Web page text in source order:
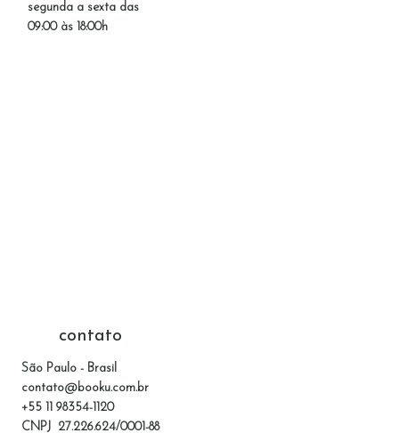
contato
São Paulo - Brasil
contato@booku.com.br
+55 11 98354-1120
CNPJ 27.226.624/0001-88
segunda a sexta das
09:00 às 18:00h